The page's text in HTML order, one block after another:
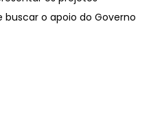
o apoio do Governo